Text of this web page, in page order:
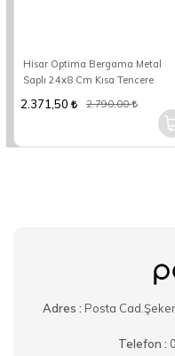
Hisar Optima Bergama Metal
Saplı 24x8 Cm Kısa Tencere
2.371,50 2.790,00
Adres : Posta
Telefon :